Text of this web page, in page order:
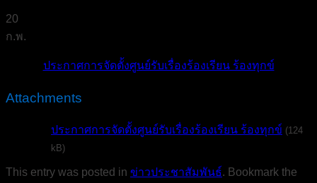
20
ก.พ.
ประกาศการจัดตั้งศูนย์รับเรื่องร้องเรียน ร้องทุกข์
Attachments
ประกาศการจัดตั้งศูนย์รับเรื่องร้องเรียน ร้องทุกข์ (124
kB)
This entry was posted in ข่าวประชาสัมพันธ์. Bookmark the